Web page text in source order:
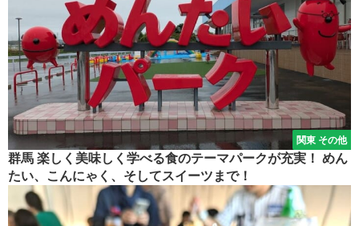
関東 その他
群馬 楽しく美味しく学べる食のテーマパークが充実！ めん
たい、こんにゃく、そしてスイーツまで！